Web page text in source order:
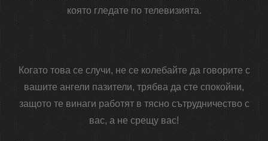
която гледате по телевизията.
Когато това се случи, не се колебайте да говорите с
вашите ангели пазители, трябва да сте спокойни,
защото те винаги работят в тясно сътрудничество с
вас, а не срещу вас!